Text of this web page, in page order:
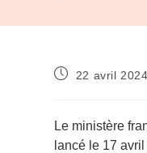
22 avril 2024
Le ministère
lancé le 17